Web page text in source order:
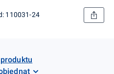
110031-24